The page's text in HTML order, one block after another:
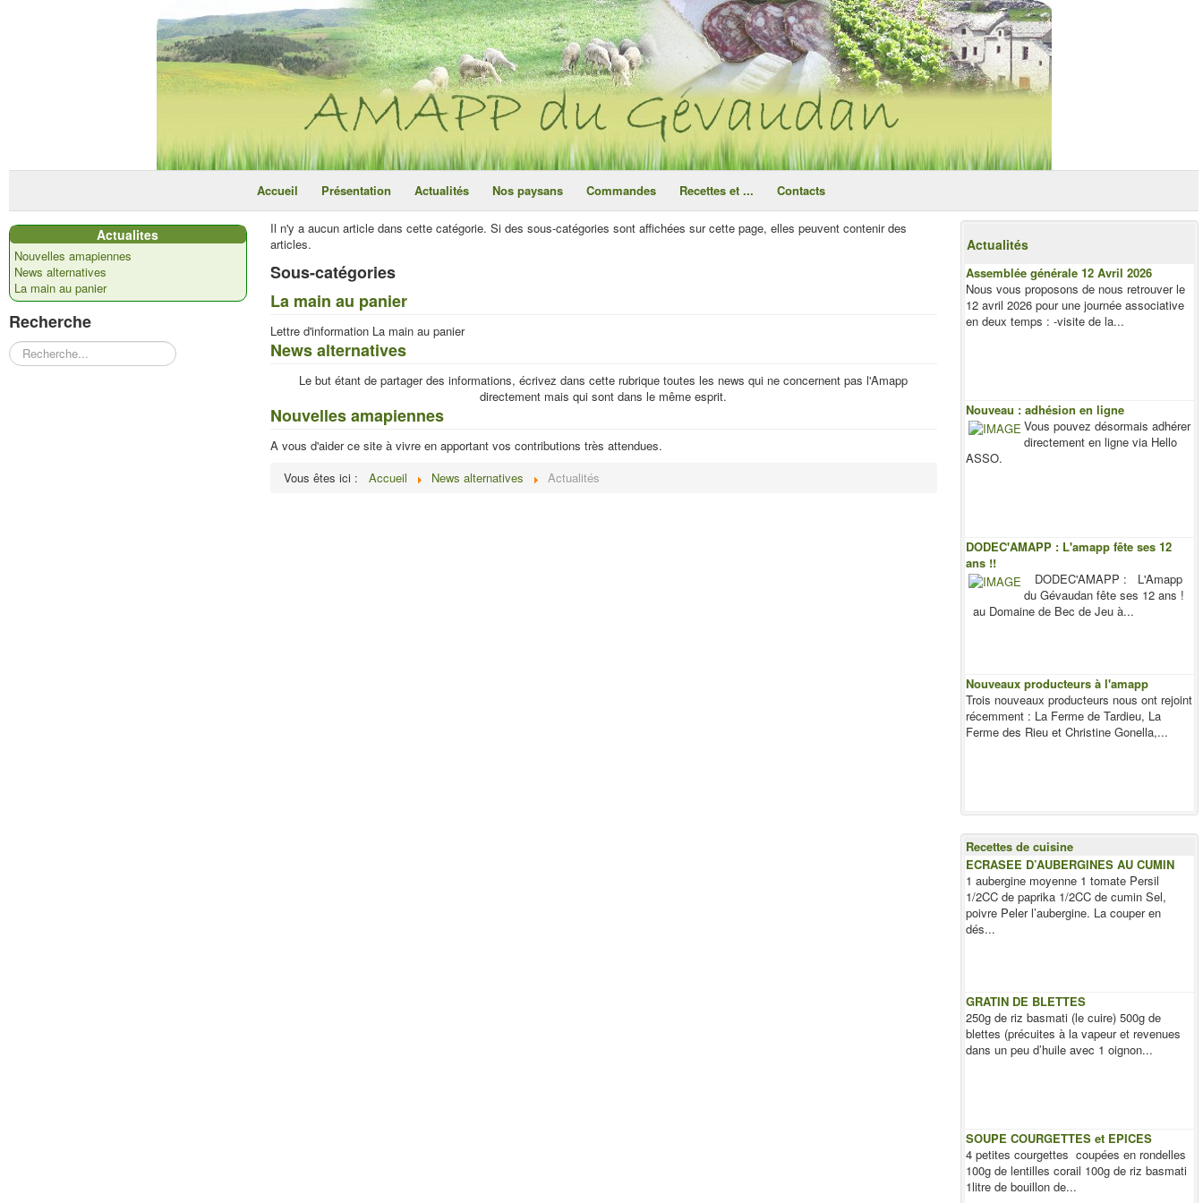
ce site utilise des cookies
Accueil Présentation Actualités Nos paysans Commandes Recettes et ... Contacts
Actualites
Nouvelles amapiennes
News alternatives
La main au panier
Recherche
Rechercher
Il n'y a aucun article dans cette catégorie. Si des sous-catégories sont affichées sur cette page, elles peuvent contenir des
articles.
Sous-catégories
La main au panier
Lettre d'information La main au panier
News alternatives
Le but étant de partager des informations, écrivez dans cette rubrique toutes les news qui ne concernent pas l'Amapp
directement mais qui sont dans le même esprit.
Nouvelles amapiennes
A vous d'aider ce site à vivre en apportant vos contributions très attendues.
Vous êtes ici :
Accueil News alternatives Actualités
Actualités
Assemblée générale 12 Avril 2026
Nous vous proposons de nous retrouver le
12 avril 2026 pour une journée associative
en deux temps : -visite de la...
Nouveau : adhésion en ligne
Vous pouvez désormais adhérer
directement en ligne via Hello
ASSO.
DODEC'AMAPP : L'amapp fête ses 12
ans !!
DODEC'AMAPP : L'Amapp
du Gévaudan fête ses 12 ans !
au Domaine de Bec de Jeu à...
Nouveaux producteurs à l'amapp
Trois nouveaux producteurs nous ont rejoint
récemment : La Ferme de Tardieu, La
Ferme des Rieu et Christine Gonella,...
Recettes de cuisine
ECRASEE D’AUBERGINES AU CUMIN
1 aubergine moyenne 1 tomate Persil
1/2CC de paprika 1/2CC de cumin Sel,
poivre Peler l’aubergine. La couper en
dés...
GRATIN DE BLETTES
250g de riz basmati (le cuire) 500g de
blettes (précuites à la vapeur et revenues
dans un peu d’huile avec 1 oignon...
SOUPE COURGETTES et EPICES
4 petites courgettes coupées en rondelles
100g de lentilles corail 100g de riz basmati
1litre de bouillon de...